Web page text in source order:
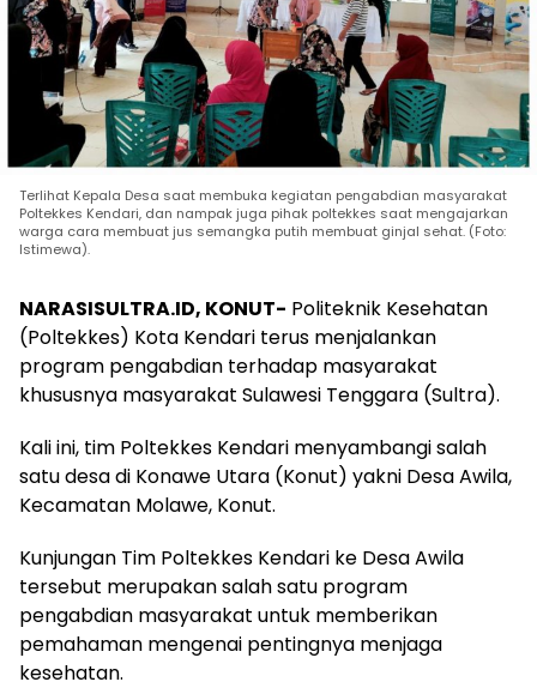
Terlihat Kepala Desa saat membuka kegiatan pengabdian masyarakat
Poltekkes Kendari, dan nampak juga pihak poltekkes saat mengajarkan
warga cara membuat jus semangka putih membuat ginjal sehat. (Foto:
Istimewa).
NARASISULTRA.ID, KONUT- Politeknik Kesehatan
(Poltekkes) Kota Kendari terus menjalankan
program pengabdian terhadap masyarakat
khususnya masyarakat Sulawesi Tenggara (Sultra).
Kali ini, tim Poltekkes Kendari menyambangi salah
satu desa di Konawe Utara (Konut) yakni Desa Awila,
Kecamatan Molawe, Konut.
Kunjungan Tim Poltekkes Kendari ke Desa Awila
tersebut merupakan salah satu program
pengabdian masyarakat untuk memberikan
pemahaman mengenai pentingnya menjaga
kesehatan.